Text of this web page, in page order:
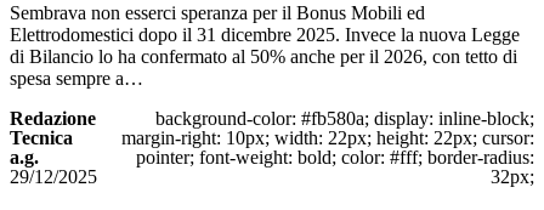
Sembrava non esserci speranza per il Bonus Mobili ed
Elettrodomestici dopo il 31 dicembre 2025. Invece la nuova Legge
di Bilancio lo ha confermato al 50% anche per il 2026, con tetto di
spesa sempre a…
Redazione
Tecnica
a.g.
29/12/2025
background-color: #fb580a; display: inline-block;
margin-right: 10px; width: 22px; height: 22px; cursor:
pointer; font-weight: bold; color: #fff; border-radius:
32px;